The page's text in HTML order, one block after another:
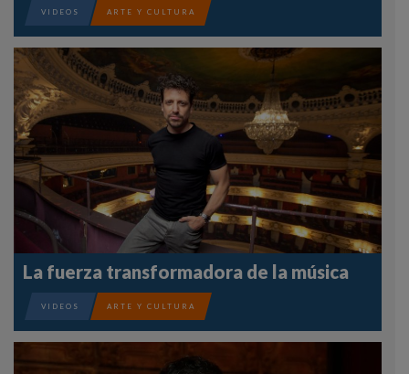
ARTE Y CULTURA
VIDEOS
La fuerza transformadora de la música
ARTE Y CULTURA
VIDEOS